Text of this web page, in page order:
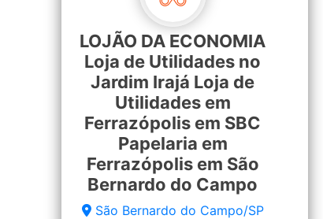
LOJÃO DA ECONOMIA
Loja de Utilidades no
Jardim Irajá Loja de
Utilidades em
Ferrazópolis em SBC
Papelaria em
Ferrazópolis em São
Bernardo do Campo
São Bernardo do Campo/SP